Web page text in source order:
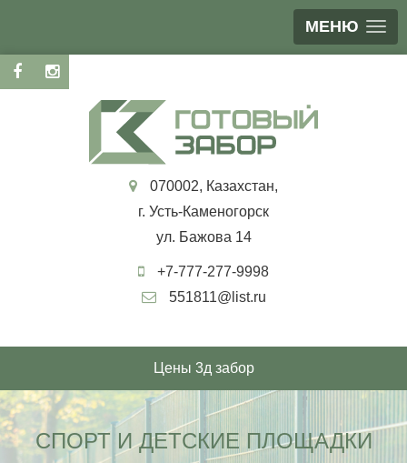
МЕНЮ
070002, Казахстан,
г. Усть-Каменогорск
ул. Бажова 14
+7-777-277-9998
551811@list.ru
Цены 3д забор
СПОРТ И ДЕТСКИЕ ПЛОЩАДКИ